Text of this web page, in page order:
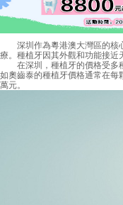
深圳作為粵港澳大灣區的核
療。種植牙因其外觀和功能接近
在深圳，種植牙的價格受多
如奧齒泰的種植牙價格通常在每
萬元。